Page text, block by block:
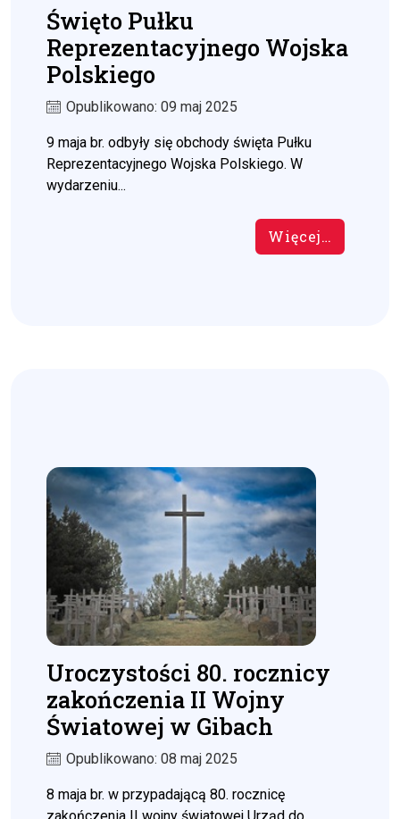
Święto Pułku
Reprezentacyjnego Wojska
Polskiego
Opublikowano: 09 maj 2025
9 maja br. odbyły się obchody święta Pułku
Reprezentacyjnego Wojska Polskiego. W
wydarzeniu...
Więcej…
Uroczystości 80. rocznicy
zakończenia II Wojny
Światowej w Gibach
Opublikowano: 08 maj 2025
8 maja br. w przypadającą 80. rocznicę